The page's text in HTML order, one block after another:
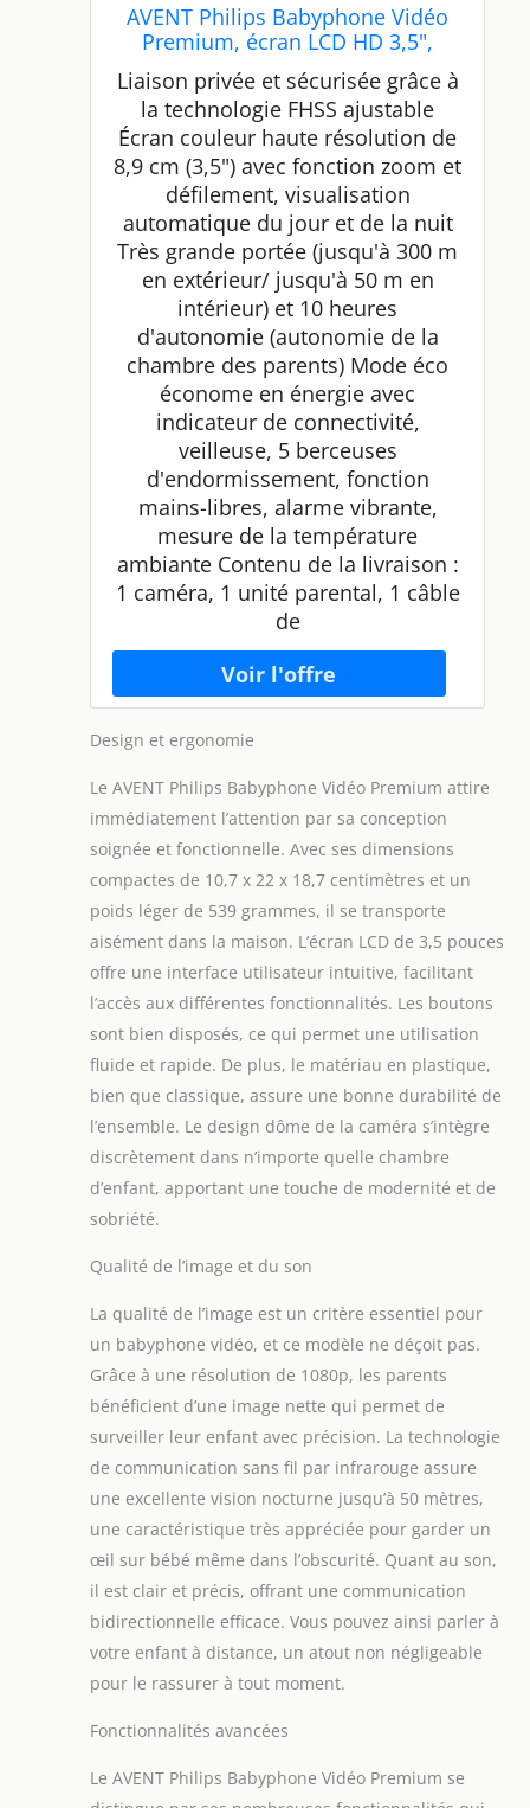
AVENT Philips Babyphone Vidéo
Premium, écran LCD HD 3,5",
Mesure température, Zoom et
berceuses intégrées, Blanc/Gris
(Modèle SCD843/26)
Liaison privée et sécurisée grâce à
la technologie FHSS ajustable
Écran couleur haute résolution de
8,9 cm (3,5") avec fonction zoom et
défilement, visualisation
automatique du jour et de la nuit
Très grande portée (jusqu'à 300 m
en extérieur/ jusqu'à 50 m en
intérieur) et 10 heures
d'autonomie (autonomie de la
chambre des parents) Mode éco
économe en énergie avec
indicateur de connectivité,
veilleuse, 5 berceuses
d'endormissement, fonction
mains-libres, alarme vibrante,
mesure de la température
ambiante Contenu de la livraison :
1 caméra, 1 unité parental, 1 câble
de
Design et ergonomie
Le AVENT Philips Babyphone Vidéo Premium attire
immédiatement l’attention par sa conception
soignée et fonctionnelle. Avec ses dimensions
compactes de 10,7 x 22 x 18,7 centimètres et un
poids léger de 539 grammes, il se transporte
aisément dans la maison. L’écran LCD de 3,5 pouces
offre une interface utilisateur intuitive, facilitant
l’accès aux différentes fonctionnalités. Les boutons
sont bien disposés, ce qui permet une utilisation
fluide et rapide. De plus, le matériau en plastique,
bien que classique, assure une bonne durabilité de
l’ensemble. Le design dôme de la caméra s’intègre
discrètement dans n’importe quelle chambre
d’enfant, apportant une touche de modernité et de
sobriété.
Qualité de l’image et du son
La qualité de l’image est un critère essentiel pour
un babyphone vidéo, et ce modèle ne déçoit pas.
Grâce à une résolution de 1080p, les parents
bénéficient d’une image nette qui permet de
surveiller leur enfant avec précision. La technologie
de communication sans fil par infrarouge assure
une excellente vision nocturne jusqu’à 50 mètres,
une caractéristique très appréciée pour garder un
œil sur bébé même dans l’obscurité. Quant au son,
il est clair et précis, offrant une communication
bidirectionnelle efficace. Vous pouvez ainsi parler à
votre enfant à distance, un atout non négligeable
pour le rassurer à tout moment.
Fonctionnalités avancées
Le AVENT Philips Babyphone Vidéo Premium se